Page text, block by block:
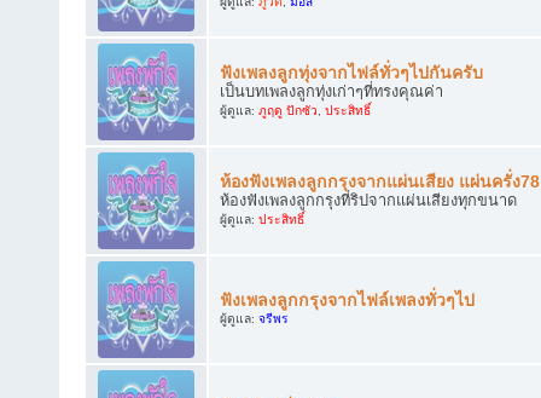
ฟังเพลงลูกทุ่งจากไฟล์ทั่วๆไปกันครับ
เป็นบทเพลงลูกทุ่งเก่าๆที่ทรงคุณค่า
ผู้ดูแล: ภูฤดู ปักซัว, ประสิทธิ์
ห้องฟังเพลงลูกกรุงจากแผ่นเสียง แผ่นครั่ง
ห้องฟังเพลงลูกกรุงที่ริปจากแผ่นเสียงทุกขนาด
ผู้ดูแล: ประสิทธิ์
ฟังเพลงลูกกรุงจากไฟล์เพลงทั่วๆไป
ผู้ดูแล: จรีพร